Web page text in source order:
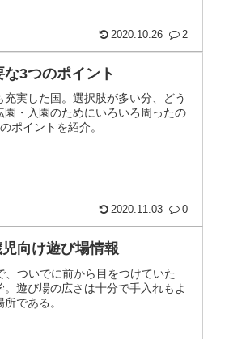
2020.10.26 2
3つのポイント
実した国。選択肢が多い分、どう
・入園のためにいろいろ周ったの
ポイントを紹介。
2020.11.03 0
向け遊び場情報
ついでに前から目をつけていた
遊び場の広さは十分で手入れもよ
である。